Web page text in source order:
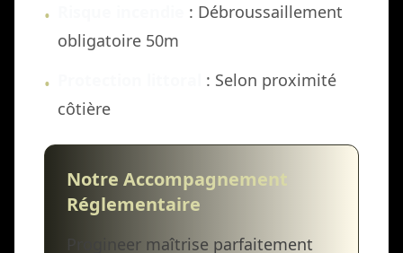
•
: Débroussaillement
obligatoire 50m
•
: Selon proximité
côtière
Notre Accompagnement
Réglementaire
Progineer maîtrise parfaitement